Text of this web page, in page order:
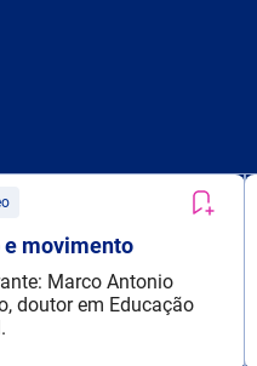
e movimento
Marco Antonio
doutor em Educação